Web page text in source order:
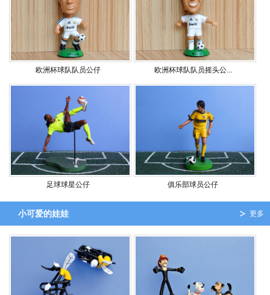
欧洲杯球队队员公仔 欧洲杯球队队员摇头公...
足球球星公仔 俱乐部球员公仔
更多
小可爱的娃娃